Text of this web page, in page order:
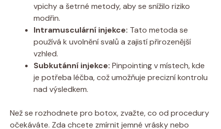
vpichy a šetrné metody, aby se snížilo riziko
modřin.
Intramusculární injekce: Tato metoda se
používá k uvolnění svalů a zajistí přirozenější
vzhled.
Subkutánní injekce: Pinpointing v místech, kde
je potřeba léčba, což umožňuje precizní kontrolu
nad výsledkem.
Než se rozhodnete pro botox, zvažte, co od procedury
očekáváte. Zda chcete zmírnit jemné vrásky nebo